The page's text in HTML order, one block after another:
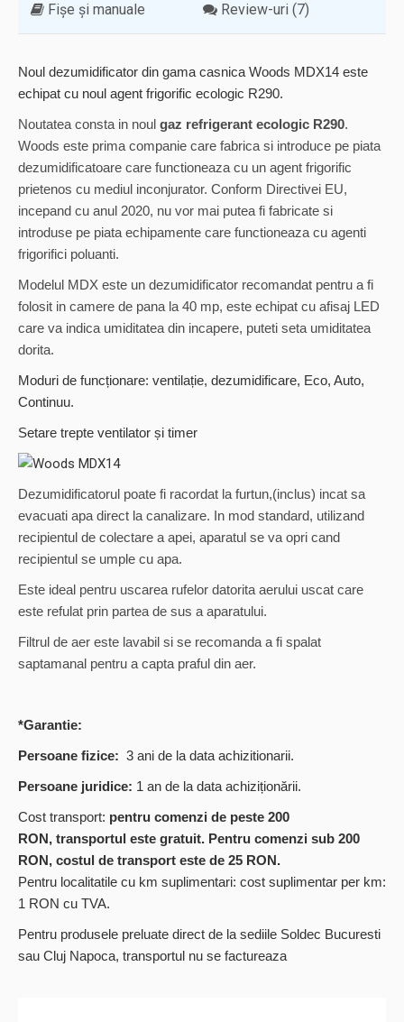
Fișe și manuale Review-uri (7)
Noul dezumidificator din gama casnica Woods MDX14 este
echipat cu noul agent frigorific ecologic R290.
Noutatea consta in noul gaz refrigerant ecologic R290.
Woods este prima companie care fabrica si introduce pe piata
dezumidificatoare care functioneaza cu un agent frigorific
prietenos cu mediul inconjurator. Conform Directivei EU,
incepand cu anul 2020, nu vor mai putea fi fabricate si
introduse pe piata echipamente care functioneaza cu agenti
frigorifici poluanti.
Modelul MDX este un dezumidificator recomandat pentru a fi
folosit in camere de pana la 40 mp, este echipat cu afisaj LED
care va indica umiditatea din incapere, puteti seta umiditatea
dorita.
Moduri de funcționare: ventilație, dezumidificare, Eco, Auto,
Continuu.
Setare trepte ventilator și timer
Dezumidificatorul poate fi racordat la furtun,(inclus) incat sa
evacuati apa direct la canalizare. In mod standard, utilizand
recipientul de colectare a apei, aparatul se va opri cand
recipientul se umple cu apa.
Este ideal pentru uscarea rufelor datorita aerului uscat care
este refulat prin partea de sus a aparatului.
Filtrul de aer este lavabil si se recomanda a fi spalat
saptamanal pentru a capta praful din aer.
*Garantie:
Persoane fizice: 3 ani de la data achizitionarii.
Persoane juridice: 1 an de la data achiziționării.
Cost transport: pentru comenzi de peste 200
RON, transportul este gratuit. Pentru comenzi sub 200
RON, costul de transport este de 25 RON.
Pentru localitatile cu km suplimentari: cost suplimentar per km:
1 RON cu TVA.
Pentru produsele preluate direct de la sediile Soldec Bucuresti
sau Cluj Napoca, transportul nu se factureaza